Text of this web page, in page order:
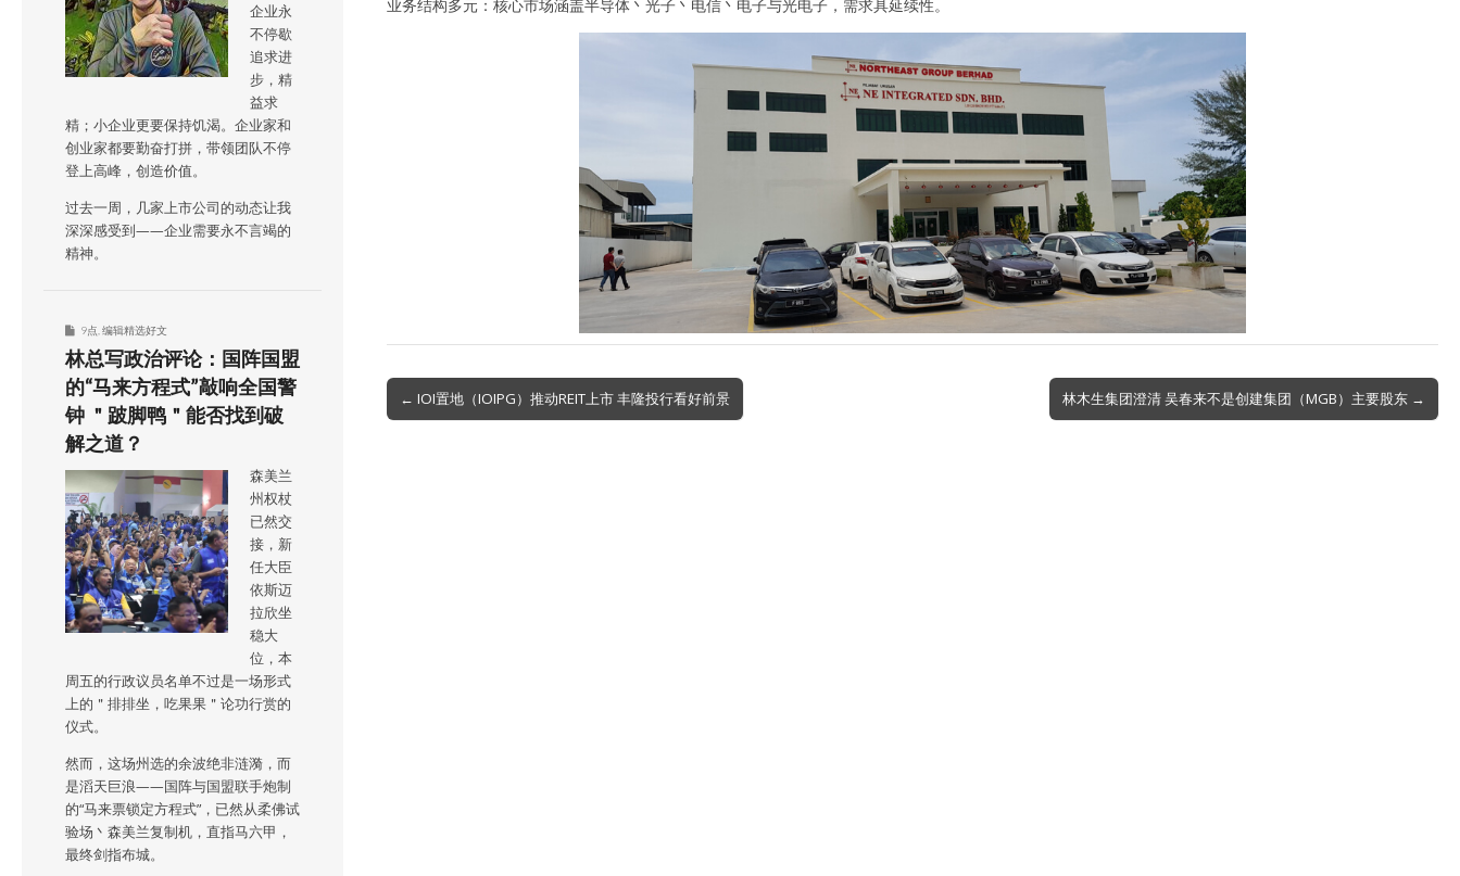
业务结构多元：核心市场涵盖半导体丶光子丶电信丶电子与光电子，需求具延续性。
Post
navigation
← IOI置地（IOIPG）推动REIT上市 丰隆投行看好前景 林木生集团澄清 吴春来不是创建集团（MGB）主要股东 →
企业永
不停歇
追求进
步，精
益求
精；小企业更要保持饥渴。企业家和
创业家都要勤奋打拼，带领团队不停
登上高峰，创造价值。
过去一周，几家上市公司的动态让我
深深感受到——企业需要永不言竭的
精神。
9点 编辑精选好文
林总写政治评论：国阵国盟
的“马来方程式”敲响全国警
钟 ＂跛脚鸭＂能否找到破
解之道？
森美兰
州权杖
已然交
接，新
任大臣
依斯迈
拉欣坐
稳大
位，本
周五的行政议员名单不过是一场形式
上的＂排排坐，吃果果＂论功行赏的
仪式。
然而，这场州选的余波绝非涟漪，而
是滔天巨浪——国阵与国盟联手炮制
的“马来票锁定方程式”，已然从柔佛试
验场丶森美兰复制机，直指马六甲，
最终剑指布城。